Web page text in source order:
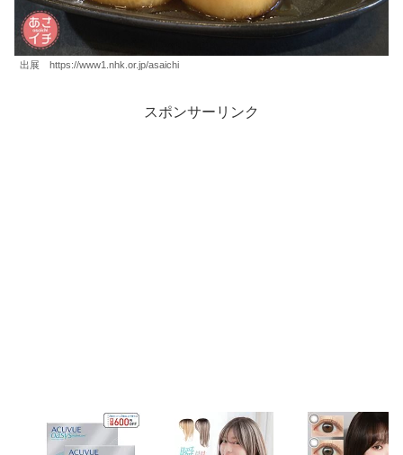
出展 https://www1.nhk.or.jp/asaichi
スポンサーリンク